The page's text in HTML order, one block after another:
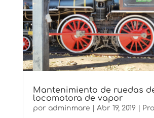
Mantenimiento de ruedas
locomotora de vapor
por adminmare | Abr 19, 2019|